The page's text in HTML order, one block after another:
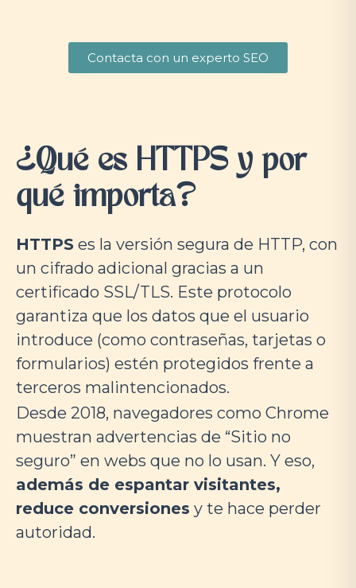
Contacta con un experto SEO
¿Qué es HTTPS y por
qué importa?
HTTPS es la versión segura de HTTP, con
un cifrado adicional gracias a un
certificado SSL/TLS. Este protocolo
garantiza que los datos que el usuario
introduce (como contraseñas, tarjetas o
formularios) estén protegidos frente a
terceros malintencionados.
Desde 2018, navegadores como Chrome
muestran advertencias de “Sitio no
seguro” en webs que no lo usan. Y eso,
además de espantar visitantes,
reduce conversiones y te hace perder
autoridad.